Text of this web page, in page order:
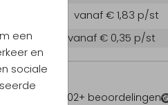
een
en
sociale
1202+ beoordelingen
vanaf € 1,83 p/st
Enveloppen
vanaf € 0,35 p/st